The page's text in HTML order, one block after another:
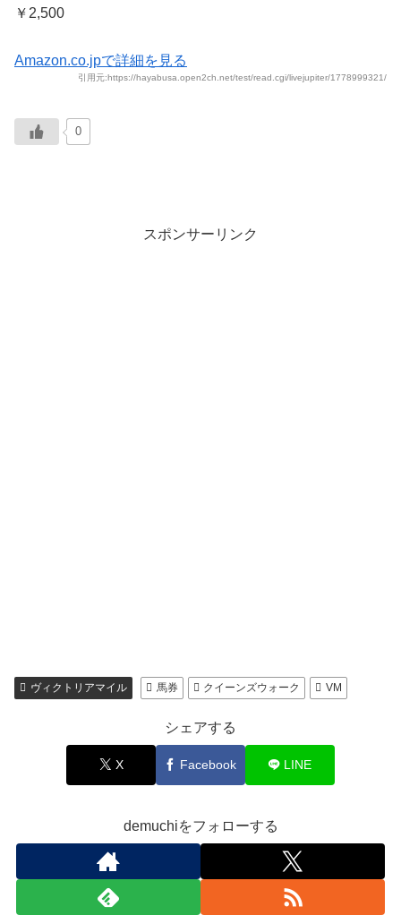
￥2,500
Amazon.co.jpで詳細を見る
引用元:https://hayabusa.open2ch.net/test/read.cgi/livejupiter/1778999321/
0
スポンサーリンク
ヴィクトリアマイル 馬券 クイーンズウォーク VM
シェアする
X Facebook LINE
demuchiをフォローする